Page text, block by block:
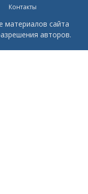
Контакты
материалов сайта
авторов.